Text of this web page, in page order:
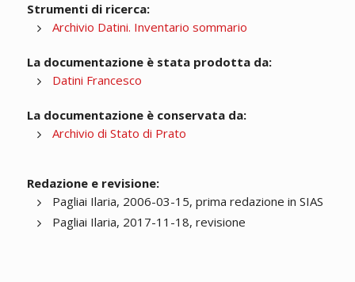
Strumenti di ricerca:
Archivio Datini. Inventario sommario
La documentazione è stata prodotta da:
Datini Francesco
La documentazione è conservata da:
Archivio di Stato di Prato
Redazione e revisione:
Pagliai Ilaria, 2006-03-15, prima redazione in SIAS
Pagliai Ilaria, 2017-11-18, revisione